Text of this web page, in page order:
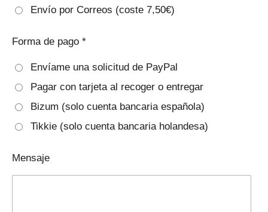
Envío por Correos (coste 7,50€)
Forma de pago *
Envíame una solicitud de PayPal
Pagar con tarjeta al recoger o entregar
Bizum (solo cuenta bancaria española)
Tikkie (solo cuenta bancaria holandesa)
Mensaje